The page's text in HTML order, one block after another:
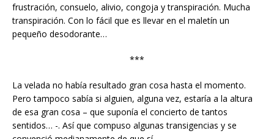
frustración, consuelo, alivio, congoja y transpiración. Mucha
transpiración. Con lo fácil que es llevar en el maletín un
pequeño desodorante…
***
La velada no había resultado gran cosa hasta el momento.
Pero tampoco sabía si alguien, alguna vez, estaría a la altura
de esa gran cosa – que suponía el concierto de tantos
sentidos… -. Así que compuso algunas transigencias y se